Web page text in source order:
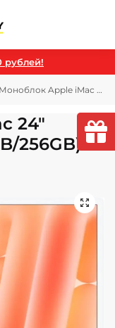
рублей!
Моноблок Apple iMac 24″ (2024) M4 (8GPU/16GB/256GB) Orange (MWUJ3)
24″
256GB)
🔍